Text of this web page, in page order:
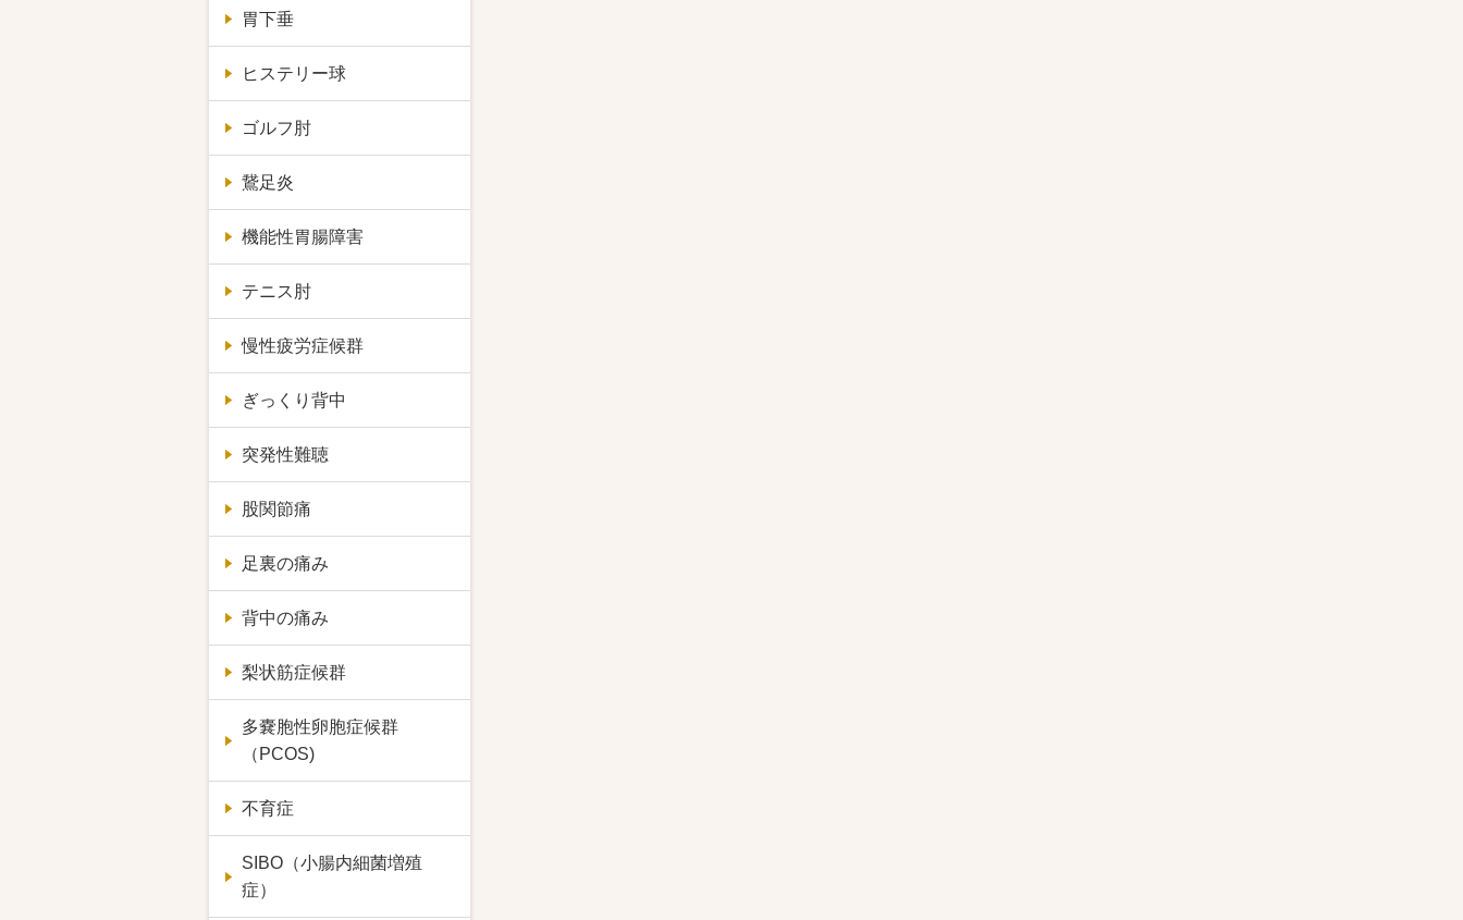
胃下垂
ヒステリー球
ゴルフ肘
鵞足炎
機能性胃腸障害
テニス肘
慢性疲労症候群
ぎっくり背中
突発性難聴
股関節痛
足裏の痛み
背中の痛み
梨状筋症候群
多嚢胞性卵胞症候群
（PCOS)
不育症
SIBO（小腸内細菌増殖
症）